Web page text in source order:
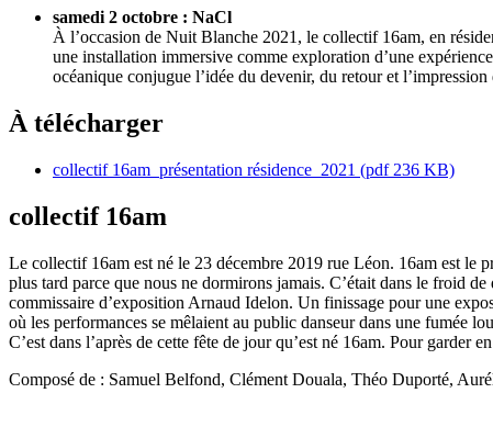
samedi 2 octobre : NaCl
À l’occasion de Nuit Blanche 2021, le collectif 16am, en
une installation immersive comme exploration d’une
océanique conjugue l’idée du devenir, du retour et l’impression
À télécharger
collectif 16am_présentation résidence_2021 (pdf 236 KB)
collectif 16am
Le collectif 16am est né le 23 décembre 2019 rue Léon. 16am est le
plus tard parce que nous ne dormirons jamais. C’était dans le froid
commissaire d’exposition Arnaud Idelon. Un finissage pour une
où les performances se mêlaient au public danseur dans une fumée
C’est dans l’après de cette fête de jour qu’est né 16am. Pour garder
Composé de : Samuel Belfond, Clément Douala, Théo Duporté,